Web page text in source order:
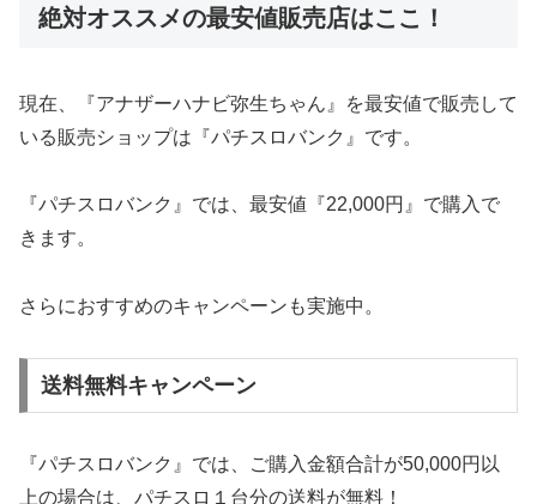
絶対オススメの最安値販売店はここ！
現在、『アナザーハナビ弥生ちゃん』を最安値で販売して
いる販売ショップは『パチスロバンク』です。
『パチスロバンク』では、最安値『22,000円』で購入で
きます。
さらにおすすめのキャンペーンも実施中。
送料無料キャンペーン
『パチスロバンク』では、ご購入金額合計が50,000円以
上の場合は、パチスロ１台分の送料が無料！